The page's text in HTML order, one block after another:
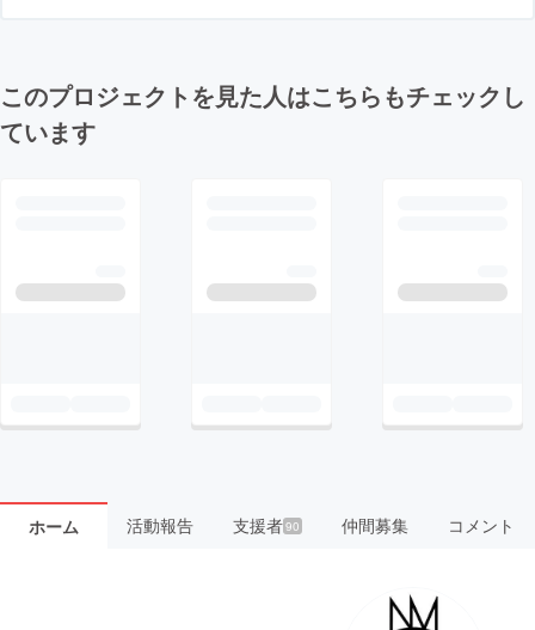
このプロジェクトを見た人はこちらもチェックし
ています
ホーム 活動報告 支援者90 仲間募集 コメント